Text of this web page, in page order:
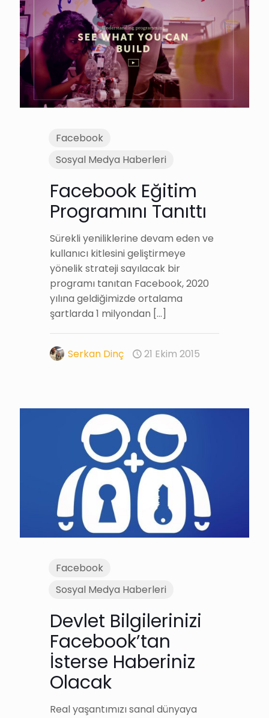
Facebook
Sosyal Medya Haberleri
Facebook Eğitim
Programını Tanıttı
Sürekli yeniliklerine devam eden ve
kullanıcı kitlesini geliştirmeye
yönelik strateji sayılacak bir
programı tanıtan Facebook, 2020
yılına geldiğimizde ortalama
şartlarda 1 milyondan […]
Serkan Dinç 21 Ekim 2015
Facebook
Sosyal Medya Haberleri
Devlet Bilgilerinizi
Facebook’tan
İsterse Haberiniz
Olacak
Real yaşantımızı sanal dünyaya